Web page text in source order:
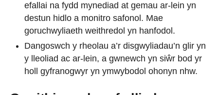
efallai na fydd mynediad at gemau ar-lein yn
destun hidlo a monitro safonol. Mae
goruchwyliaeth weithredol yn hanfodol.
Dangoswch y rheolau a’r disgwyliadau’n glir yn
y lleoliad ac ar-lein, a gwnewch yn siŵr bod yr
holl gyfranogwyr yn ymwybodol ohonyn nhw.